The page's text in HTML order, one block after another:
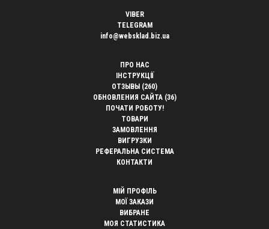
VIBER
TELEGRAM
info@websklad.biz.ua
ПРО НАС
ІНСТРУКЦІЇ
ОТЗЫВЫ (260)
ОБНОВЛЕНИЯ САЙТА (36)
ПОЧАТИ РОБОТУ!
ТОВАРИ
ЗАМОВЛЕННЯ
ВИГРУЗКИ
РЕФЕРАЛЬНА СИСТЕМА
КОНТАКТИ
МІЙ ПРОФІЛЬ
МОЇ ЗАКАЗИ
ВИБРАНЕ
МОЯ СТАТИСТИКА